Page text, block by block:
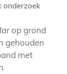
onderzoek
op grond
gehouden
met